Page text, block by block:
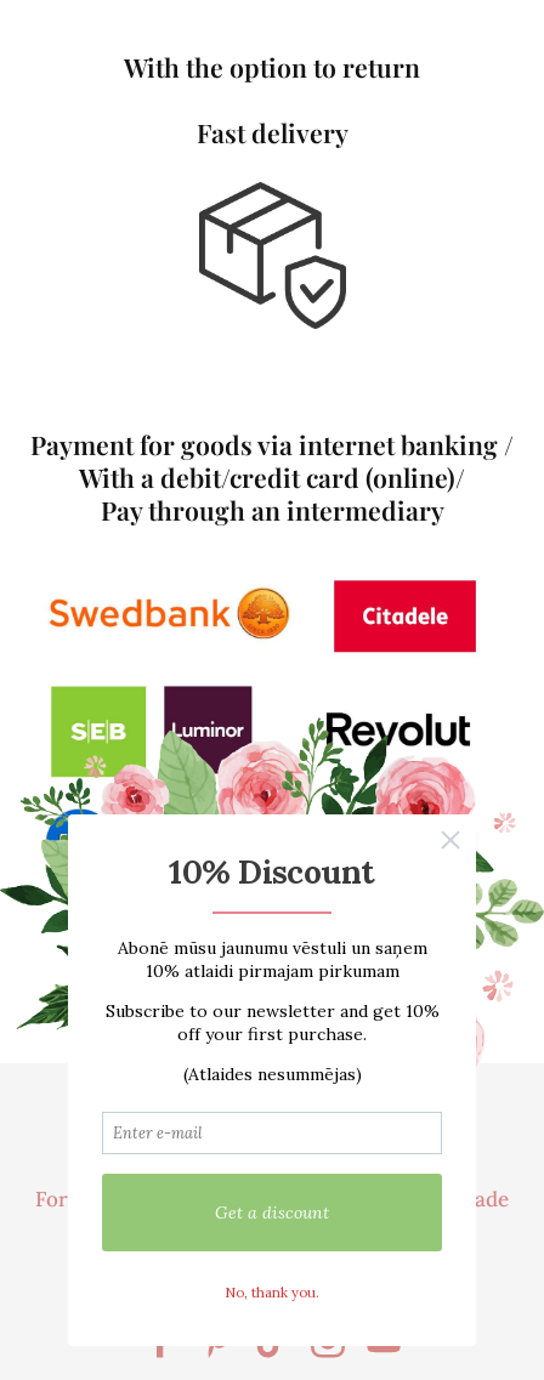
With the option to return
Fast delivery
Payment for goods via internet banking /
With a debit/credit card (online)/
Pay through an intermediary
Home About us
ONLINE SHOP
Size guide
Contacts
Delivery
For customer
Cooperation / Wholesale Trade